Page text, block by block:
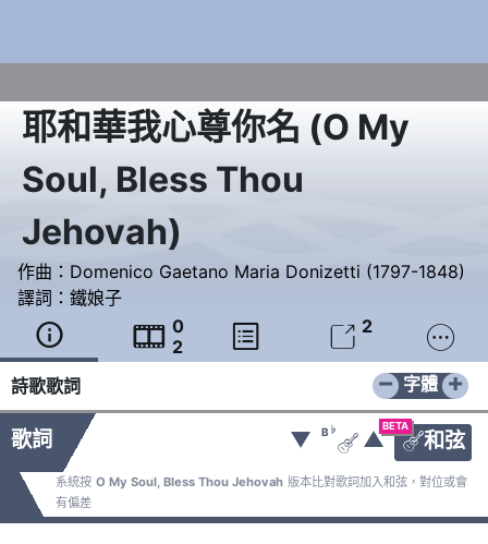
耶和華我心尊你名 (O My
Soul, Bless Thou
Jehovah)
作曲： Domenico Gaetano Maria Donizetti (1797-1848)
譯詞： 鐵娘子
  0
2
  2 
詩歌歌詞 − +
字體
歌詞
BETA
和弦
▼ B ♭
 ▲
系統按 O My Soul, Bless Thou Jehovah 版本比對歌詞加入和弦，對位或會
有偏差